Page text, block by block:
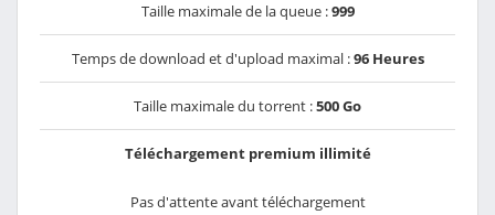
Taille maximale de la queue :999
Temps de download et d'upload maximal :96 Heures
Taille maximale du torrent :500 Go
Téléchargement premium illimité
Pas d'attente avant téléchargement